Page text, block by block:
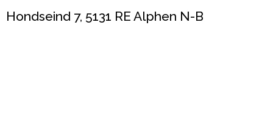
Hondseind 7, 5131 RE Alphen N-B